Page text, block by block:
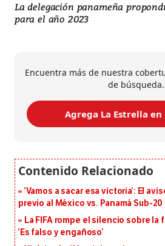
La delegación panameña
para el año 2023
Encuentra más de nuestra
de búsqueda.
Agrega La Estrella
‘Vamos a sacar esa victoria’: El
previo al México vs. Panamá Sub-20
La FIFA rompe el silencio sobre la
‘Es falso y engañoso’